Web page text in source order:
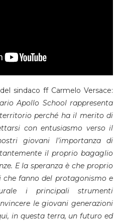
sindaco ff Carmelo Versace:
Apollo School rappresenta
perché ha il merito di
con entusiasmo verso il
giovani l’importanza di
il proprio bagaglio
E la speranza è che proprio
fanno del protagonismo e
i principali strumenti
le giovani generazioni
in questa terra, un futuro ed